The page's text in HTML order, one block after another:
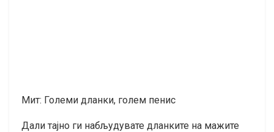
Мит: Големи дланки, голем пенис
Дали тајно ги набљудувате дланките на мажите